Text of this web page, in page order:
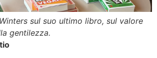
sul suo ultimo libro, sul valore
gentilezza.